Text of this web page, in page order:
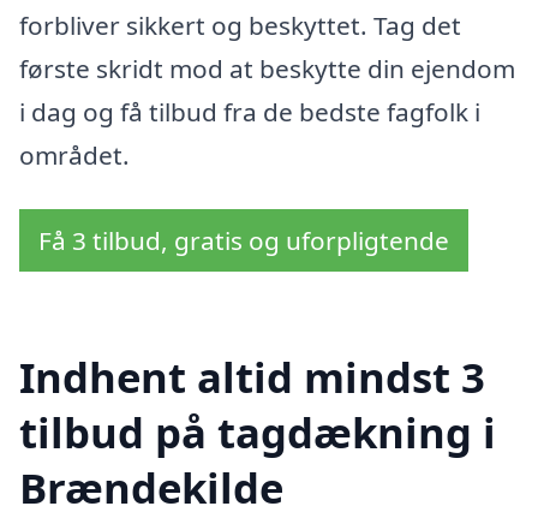
forbliver sikkert og beskyttet. Tag det
første skridt mod at beskytte din ejendom
i dag og få tilbud fra de bedste fagfolk i
området.
Få 3 tilbud, gratis og uforpligtende
Indhent altid mindst 3
tilbud på tagdækning i
Brændekilde